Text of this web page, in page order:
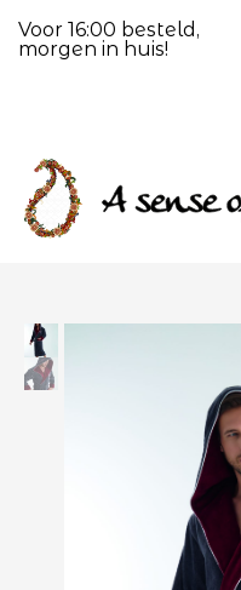
Voor 16:00 besteld,
morgen in huis!